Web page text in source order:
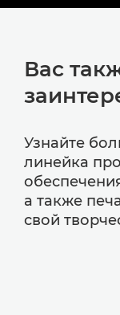
Вас
Узнайте
линейка
а также
свой